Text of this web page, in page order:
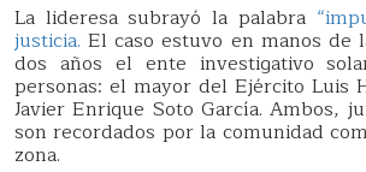
La lideresa subrayó la palabra
justicia. El caso estuvo en manos de
dos años el ente investigativo
personas: el mayor del Ejército Luis
Javier Enrique Soto García. Ambos,
son recordados por la comunidad
zona.